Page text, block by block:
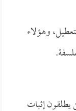
وهؤلاء
يطلقون إثبات